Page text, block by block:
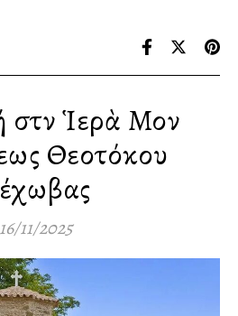
Ἱερὰ Μονὴ
Θεοτόκου
16/11/2025